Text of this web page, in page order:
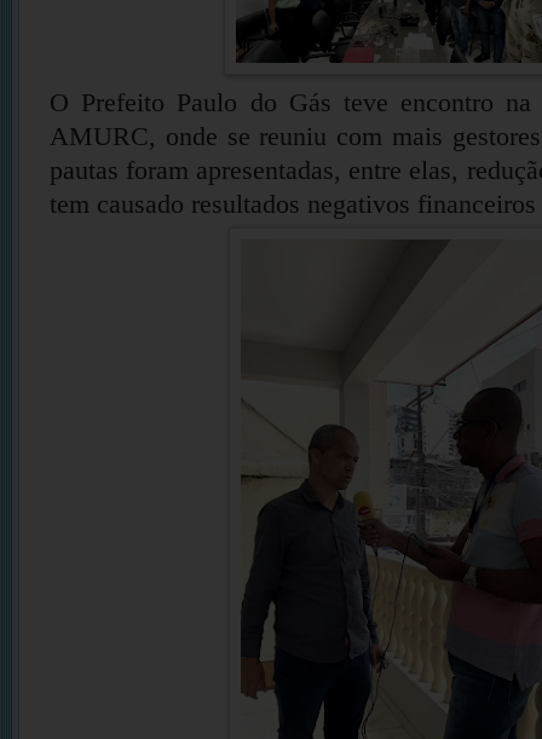
O Prefeito Paulo do Gás teve encontro
AMURC, onde se reuniu com mais
pautas foram apresentadas, entre elas,
tem causado resultados negativos